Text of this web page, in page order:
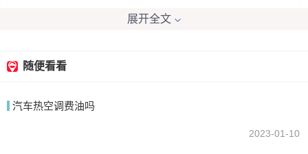
提交
展开全文
随便看看
汽车热空调费油吗
2023-01-10